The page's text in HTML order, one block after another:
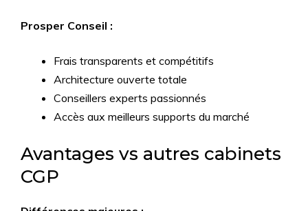
Prosper Conseil :
Frais transparents et compétitifs
Architecture ouverte totale
Conseillers experts passionnés
Accès aux meilleurs supports du marché
Avantages vs autres cabinets
CGP